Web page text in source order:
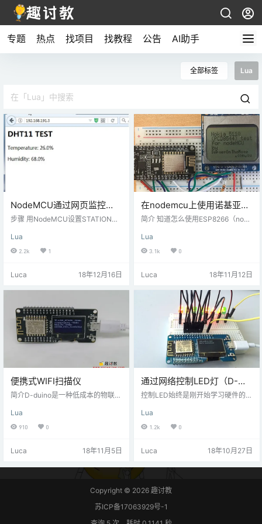
专题 热点 找项目 找教程 公告 AI助手
全部标签 Lua
NodeMCU通过网页监控
DHT11的温湿度数据
步骤 用NodeMCU设置STATION模
i。 NodeMCU设置为sever服务
器，监听80端口。 直接调用NodeM
问的Cilent即可。 步骤一 材料准备
Lua
2.2k 1
Luca 18年12月16日
在nodemcu上使用诺基亚
5110显示屏（Nokia5110
简介 知道怎么使用ESP8266（node
低成本的驱动84x48 LED显示屏
吗？这个显示屏就是当年诺基亚使
咱们就去驱动一下这个大佬级别的
清单 硬件： nodeMCU ESP8266开
发板×1 诺基亚5110 LED显示屏×…
Lua
3.1k 0
Luca 18年11月12日
便携式WIFI扫描仪
简介D-duino是一种低成本的物联网
A语言制作便携式的WiFi扫描仪。让
你随时随地可以寻找到周围可用的w
ifi。步骤一 材料清单硬件：D-duino
步骤二 开始编程在编程之前，你需
址：点击进入将固件烧录进去之
后，就可以开始以下的编程了。本
项目完整程序：步骤五 最终演示程
Lua
910 0
Luca 18年11月5日
通过网络控制LED灯（D-
DUINO）
控制LED始终是刚开始学习硬件的起
都是这样 但D-duino可以做得比他
们更多（我们也可以使用nodemcu
替代，都是ESP8266的）。 接下来
在这个项目中，我使用LUA语言编
Lua
1.2k 0
Luca 18年10月27日
Copyright © 2026 趣讨教
苏ICP备17063929号-1